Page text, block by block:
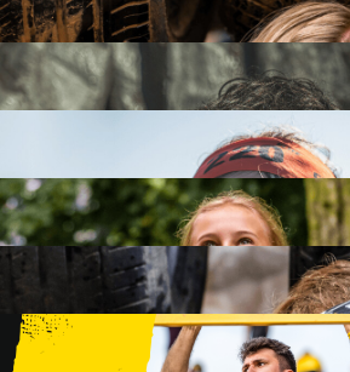
15 PRZESZKÓD
3 KM+
RUNMAGEDDON HARDCORE
70 PRZESZKÓD
21 KM+
42 KM+
FAMILY
15 PRZESZKÓD
2 KM+
KIDS
15 PRZESZKÓD
1 KM+
TRENINGI
WYDARZENIA